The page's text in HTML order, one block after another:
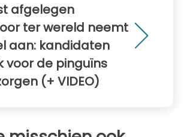
afgelegen
ter wereld neemt
aan: kandidaten
voor de pinguïns
(+ VIDEO)